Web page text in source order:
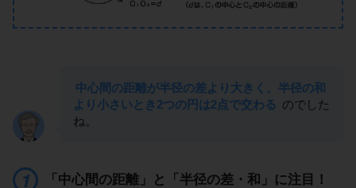
中心間の距離が半径の差より大きく、半径の和
より小さいとき2つの円は2点で交わる のでした
ね。
「中心間の距離」と「半径の差・和」に注目！